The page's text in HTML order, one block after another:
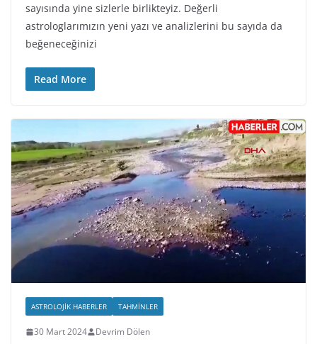
sayısında yine sizlerle birlikteyiz. Değerli
astrologlarımızın yeni yazı ve analizlerini bu sayıda da
beğeneceğinizi
Read More
ASTROLOJIK HABERLER TAHMINLER
30 Mart 2024 Devrim Dölen